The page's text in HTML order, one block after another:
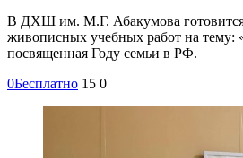
В ДХШ им. М.Г. Абакумова
живописных учебных работ на тему:
посвященная Году семьи в РФ.
0Бесплатно 15 0